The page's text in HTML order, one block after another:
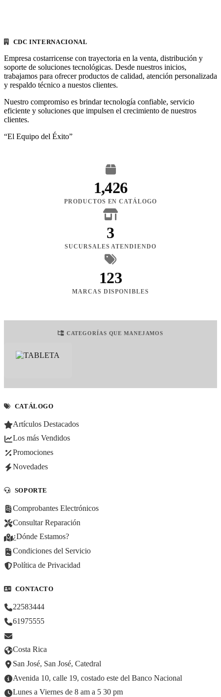
CDC INTERNACIONAL
Empresa costarricense con trayectoria en la venta, distribución y
soporte de soluciones tecnológicas. Desde nuestros inicios,
trabajamos para ofrecer productos de calidad, atención personalizada
y respaldo técnico a nuestos clientes.
Nuestro compromiso es brindar tecnología confiable, servicio
eficiente y soluciones que impulsen el crecimiento de nuestros
clientes.
“El Equipo del Éxito”
1,426
PRODUCTOS EN CATÁLOGO
3
SUCURSALES ATENDIENDO
123
MARCAS DISPONIBLES
CATEGORÍAS QUE MANEJAMOS
CATÁLOGO
Artículos Destacados
Los más Vendidos
Promociones
Novedades
SOPORTE
Comprobantes Electrónicos
Consultar Reparación
¿Dónde Estamos?
Condiciones del Servicio
Política de Privacidad
CONTACTO
22583444
61975555
Costa Rica
San José, San José, Catedral
Avenida 10, calle 19, costado este del Banco Nacional
Lunes a Viernes de 8 am a 5 30 pm